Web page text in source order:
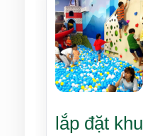
lắp đặt khu